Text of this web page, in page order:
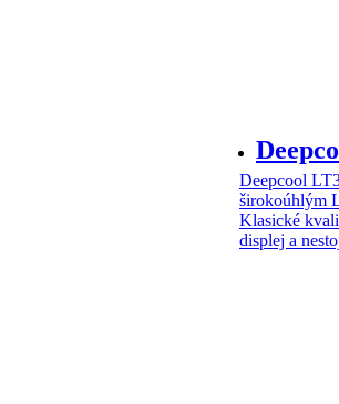
Deepcool
širokoúhlým
Klasické
displej a